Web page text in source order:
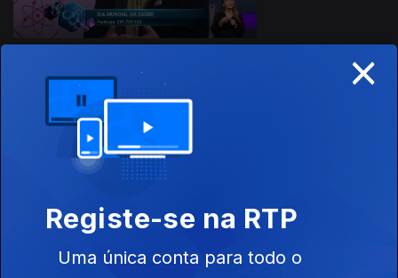
×
Registe-se na RTP
Uma única conta para todo o